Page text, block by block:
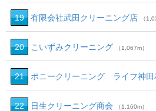
19 有限会社武田クリーニング店 （
20 こいずみクリーニング （1,067m）
21 ポニークリーニング ライフ神田
22 日生クリーニング商会 （1,160m）